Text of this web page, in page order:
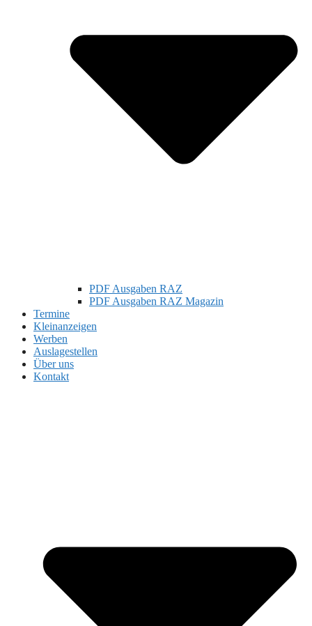
PDF Ausgaben RAZ
PDF Ausgaben RAZ Magazin
Termine
Kleinanzeigen
Werben
Auslagestellen
Über uns
Kontakt